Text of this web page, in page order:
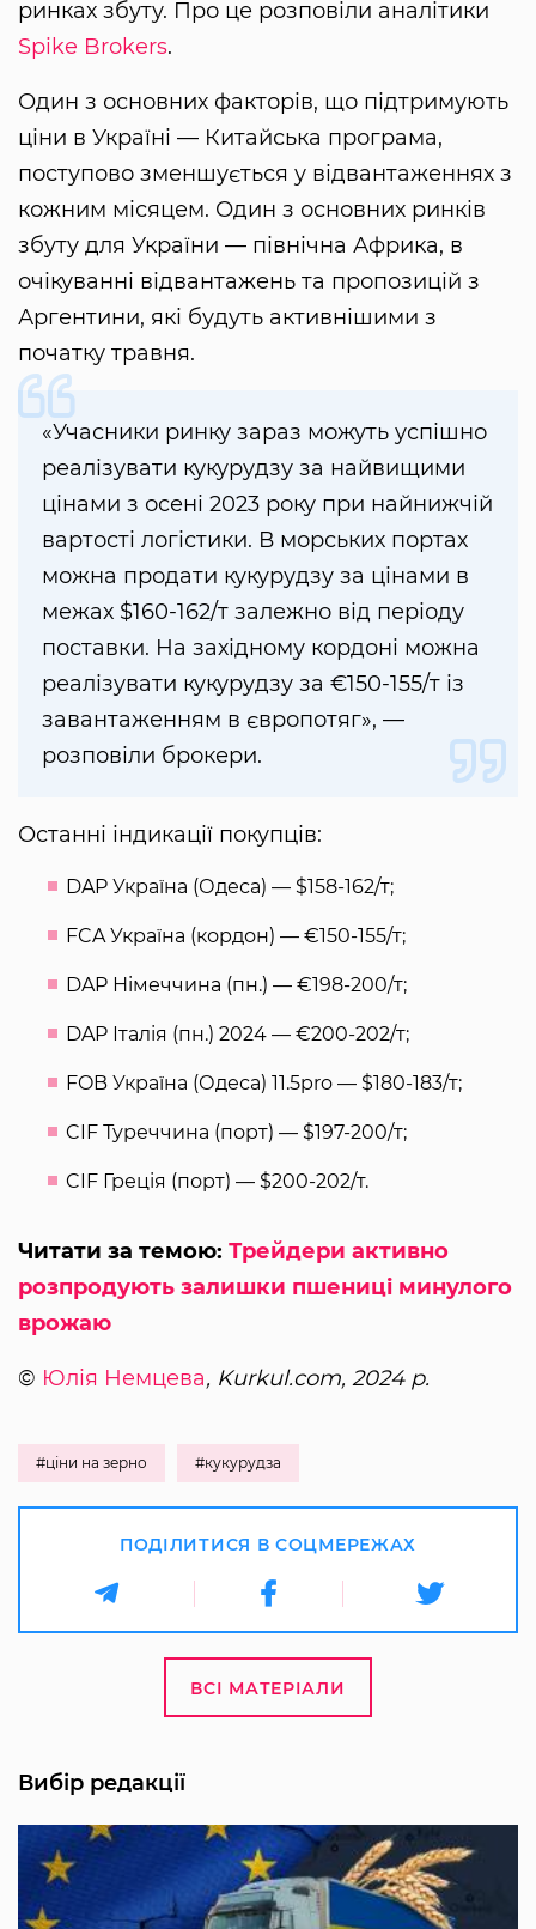
ринках збуту. Про це розповіли аналітики
Spike Brokers.
Один з основних факторів, що підтримують
ціни в Україні — Китайська програма,
поступово зменшується у відвантаженнях з
кожним місяцем. Один з основних ринків
збуту для України — північна Африка, в
очікуванні відвантажень та пропозицій з
Аргентини, які будуть активнішими з
початку травня.
«Учасники ринку зараз можуть успішно
реалізувати кукурудзу за найвищими
цінами з осені 2023 року при найнижчій
вартості логістики. В морських портах
можна продати кукурудзу за цінами в
межах $160-162/т залежно від періоду
поставки. На західному кордоні можна
реалізувати кукурудзу за €150-155/т із
завантаженням в європотяг», —
розповіли брокери.
Останні індикації покупців:
DAP Україна (Одеса) — $158-162/т;
FCA Україна (кордон) — €150-155/т;
DAP Німеччина (пн.) — €198-200/т;
DAP Італія (пн.) 2024 — €200-202/т;
FOB Україна (Одеса) 11.5pro — $180-183/т;
CIF Туреччина (порт) — $197-200/т;
CIF Греція (порт) — $200-202/т.
Читати за темою: Трейдери активно
розпродують залишки пшениці минулого
врожаю
© Юлія Немцева, Kurkul.com, 2024 р.
#ціни на зерно #кукурудза
ПОДІЛИТИСЯ В СОЦМЕРЕЖАХ
ВСІ МАТЕРІАЛИ
Вибір редакції